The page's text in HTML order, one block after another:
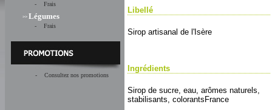
- Frais
>> Légumes
- Frais
- Consultez nos promotions
Libellé
Sirop artisanal de l'Isère
Ingrédients
Sirop de sucre, eau, arômes naturels,
stabilisants, colorantsFrance